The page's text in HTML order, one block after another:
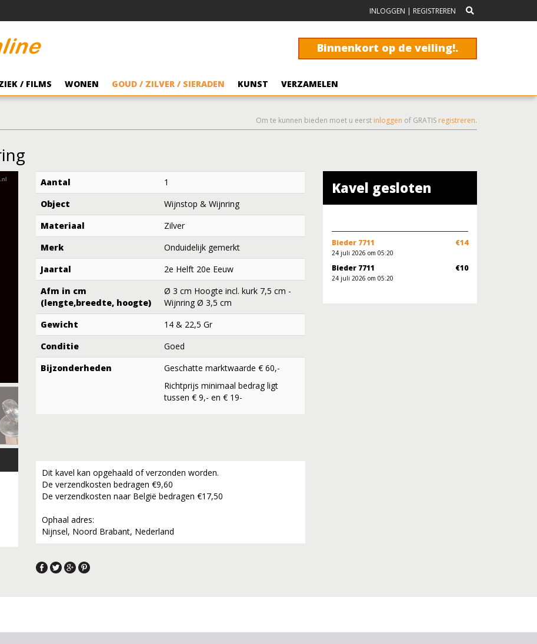
INLOGGEN | REGISTREREN
Binnenkort op de veiling!.
/ FILMS WONEN GOUD / ZILVER / SIERADEN KUNST VERZAMELEN
Om te kunnen bieden moet u eerst inloggen of GRATIS registreren.
Aantal
1
Object
Wijnstop & Wijnring
Materiaal
Zilver
Merk
Onduidelijk gemerkt
Jaartal
2e Helft 20e Eeuw
Afm in cm
(lengte,breedte, hoogte)
Ø 3 cm Hoogte incl. kurk 7,5 cm -
Wijnring Ø 3,5 cm
Gewicht
14 & 22,5 Gr
Conditie
Goed
Bijzonderheden
Geschatte marktwaarde € 60,-
Richtprijs minimaal bedrag ligt
tussen € 9,- en € 19-
Dit kavel kan opgehaald of verzonden worden.
De verzendkosten bedragen €9,60
De verzendkosten naar België bedragen €17,50
Ophaal adres:
Nijnsel, Noord Brabant, Nederland
Kavel gesloten
Bieder 7711 €14
24 juli 2026 om 05:20
Bieder 7711 €10
24 juli 2026 om 05:20